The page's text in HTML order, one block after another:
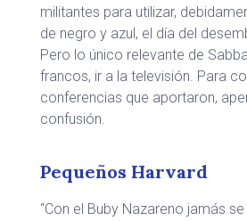
militantes para utilizar,
de negro y azul, el día del
Pero lo único relevante de
francos, ir a la televisión. Para
conferencias que aportaron,
confusión.
Pequeños Harvard
“Con el Buby Nazareno jamás